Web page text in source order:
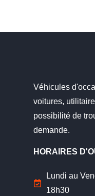
Véhicules
voitures,
possibilité de
demande.
HORAIRES
Lundi au
18h30